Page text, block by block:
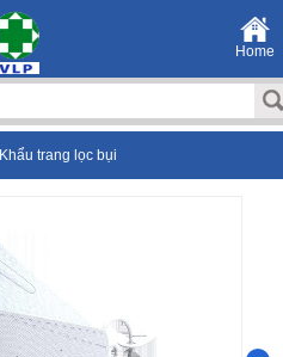
Home
Khẩu trang lọc bụi